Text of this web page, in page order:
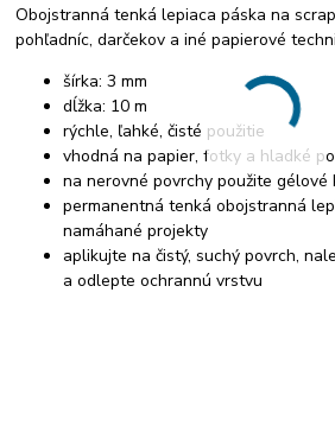
Obojstranná tenká lepiaca páska na
pohľadníc, darčekov a iné papierové
šírka: 3 mm
dĺžka: 10 m
rýchle, ľahké, čisté použitie
vhodná na papier, fotky a hladké
na nerovné povrchy použite gélové
permanentná tenká obojstranná
namáhané projekty
aplikujte na čistý, suchý povrch,
a odlepte ochrannú vrstvu